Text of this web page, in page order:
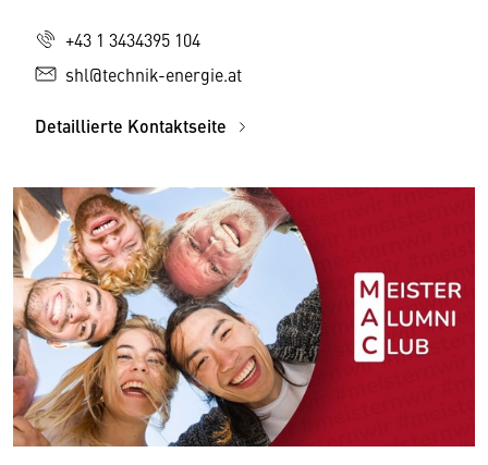
+43 1 3434395 104
shl@technik-energie.at
Detaillierte Kontaktseite